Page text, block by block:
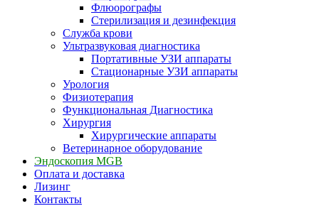
Флюорографы
Стерилизация и дезинфекция
Служба крови
Ультразвуковая диагностика
Портативные УЗИ аппараты
Стационарные УЗИ аппараты
Урология
Физиотерапия
Функциональная Диагностика
Хирургия
Хирургические аппараты
Ветеринарное оборудование
Эндоскопия MGB
Оплата и доставка
Лизинг
Контакты